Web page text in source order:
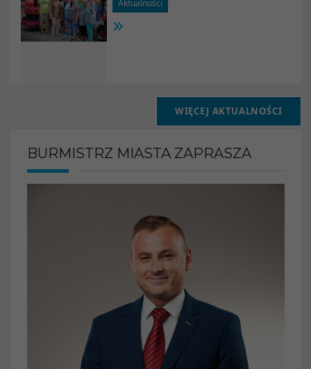
Aktualności
WIĘCEJ AKTUALNOŚCI
BURMISTRZ MIASTA ZAPRASZA